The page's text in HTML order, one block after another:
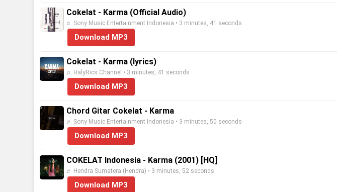
Cokelat - Karma (Official Audio)
♬ Sony Music Entertainment Indonesia • 3 minutes, 41 seconds
Download MP3
Cokelat - Karma (lyrics)
♬ HalyRics Channel • 3 minutes, 41 seconds
Download MP3
Chord Gitar Cokelat - Karma
♬ Sony Music Entertainment Indonesia • 3 minutes, 50 seconds
Download MP3
COKELAT Indonesia - Karma (2001) [HQ]
♬ Hendra Sumatera (Hendra) • 3 minutes, 52 seconds
Download MP3